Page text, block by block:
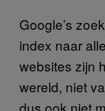
Google’s
index naar
websites zijn
wereld, niet
dus ook niet